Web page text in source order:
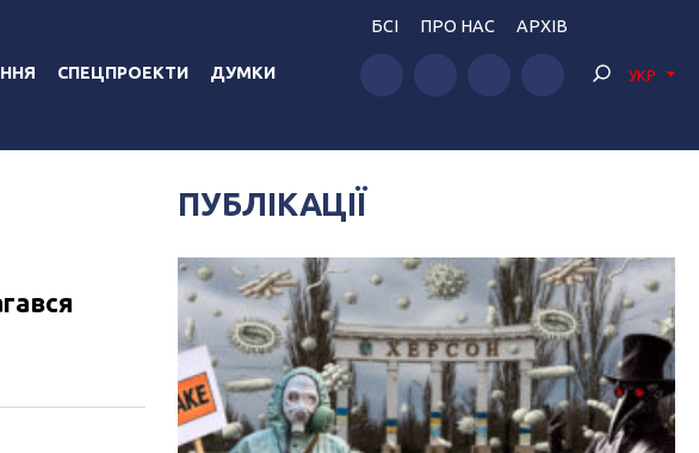
СПЕЦПРОЕКТИ ДУМКИ
БСІ ПРО НАС АРХІВ
УКР
ПУБЛІКАЦІЇ